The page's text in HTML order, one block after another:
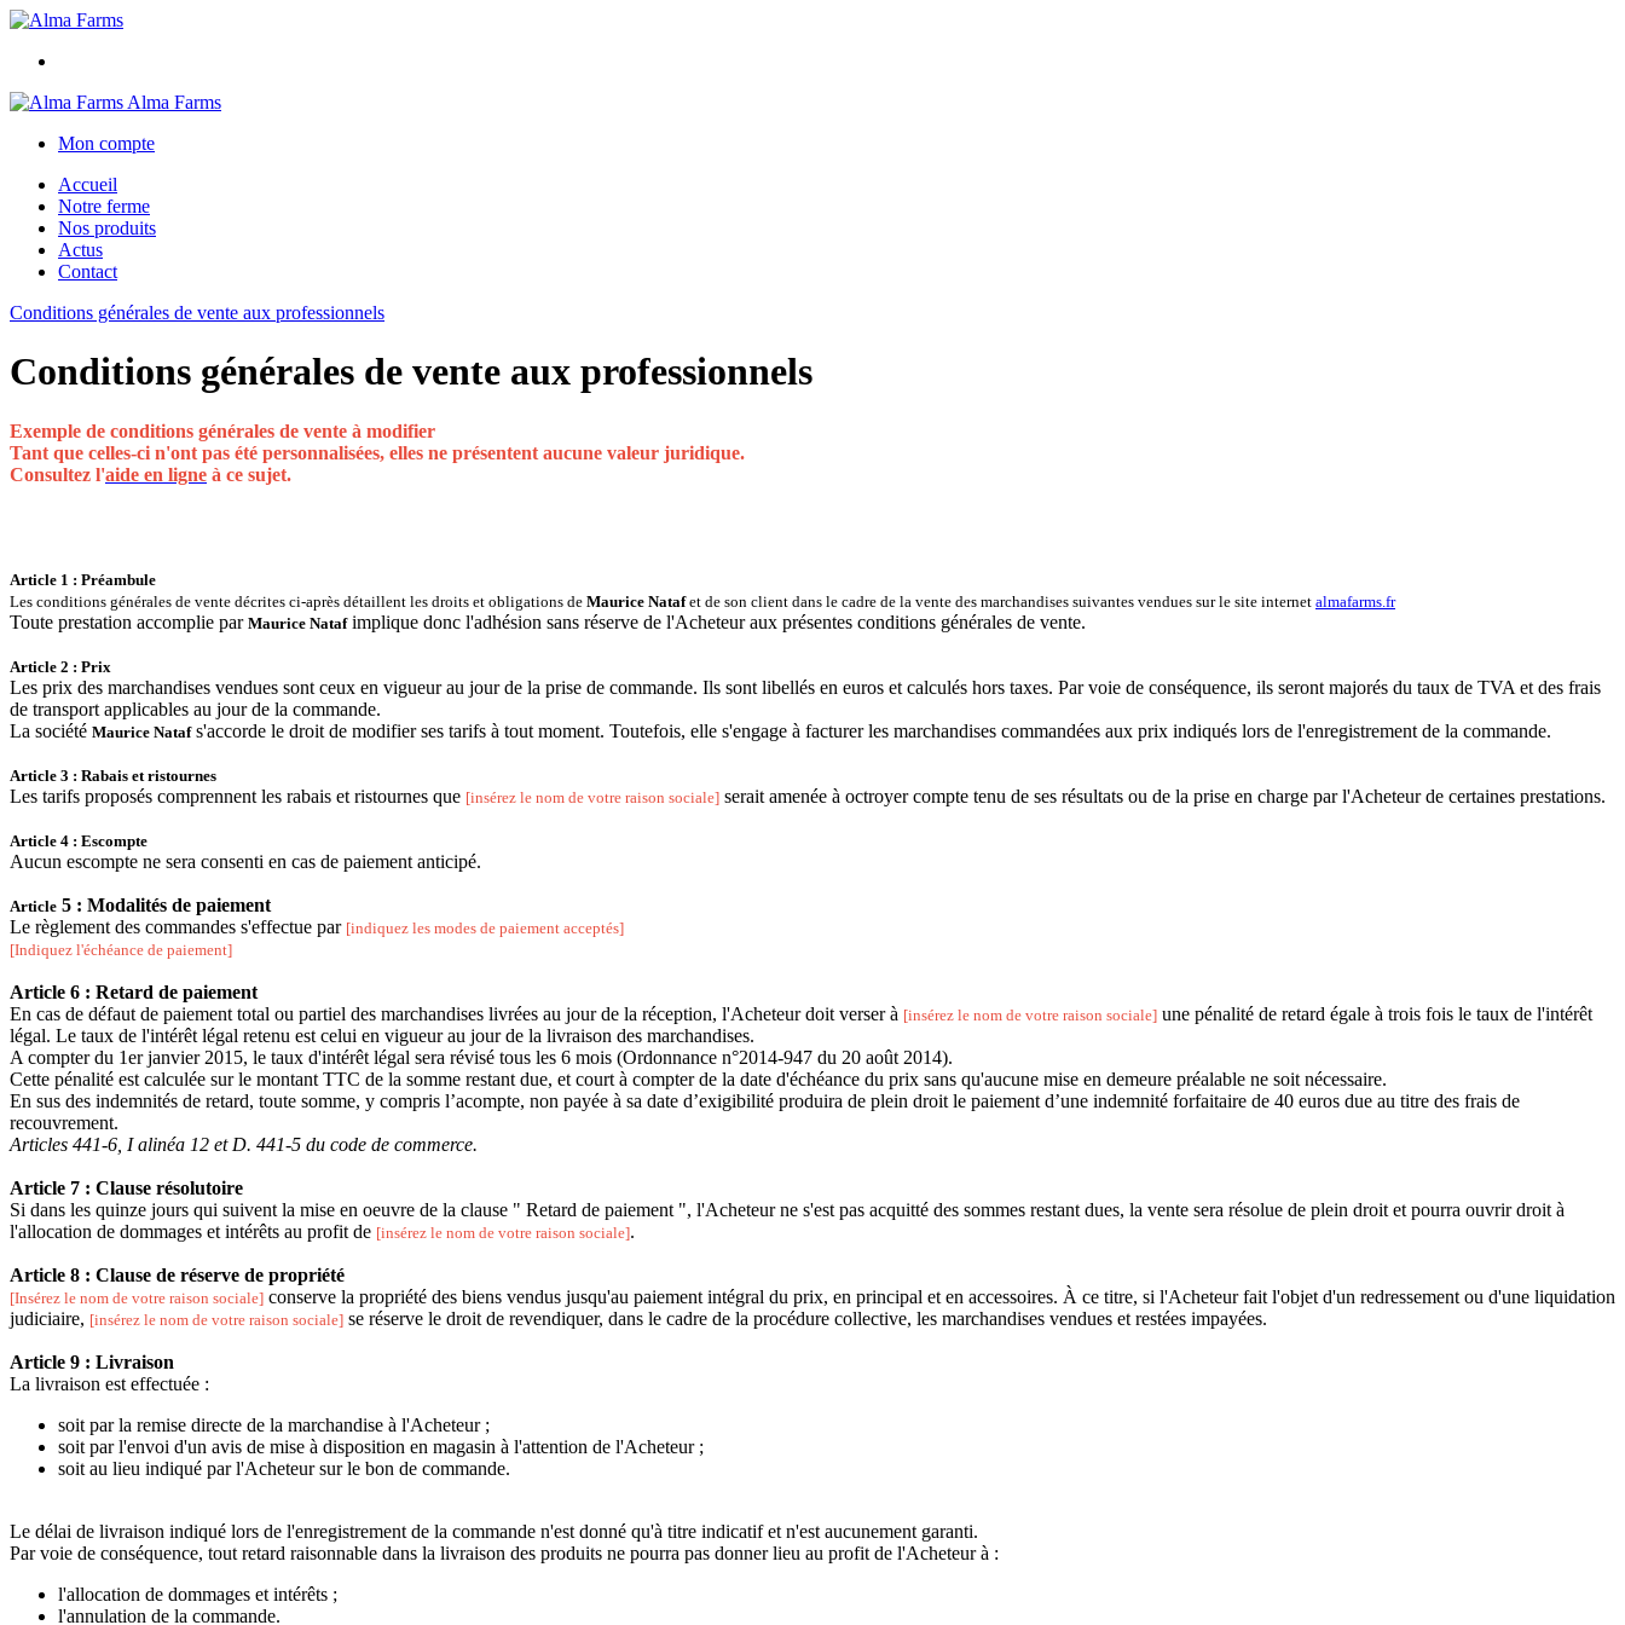
Alma Farms
Mon compte
Accueil
Notre ferme
Nos produits
Actus
Contact
Conditions générales de vente aux professionnels
Conditions générales de vente aux professionnels
Exemple de conditions générales de vente à modifier
Tant que celles-ci n'ont pas été personnalisées, elles ne présentent aucune valeur juridique.
Consultez l'aide en ligne à ce sujet.
Article 1 : Préambule
Les conditions générales de vente décrites ci-après détaillent les droits et obligations de Maurice Natafet de son client dans le cadre de la vente des marchandises suivantes vendues sur le site internet almafarms.fr
Toute prestation accomplie par Maurice Natafimplique donc l'adhésion sans réserve de l'Acheteur aux présentes conditions générales de vente.
Article 2 : Prix
Les prix des marchandises vendues sont ceux en vigueur au jour de la prise de commande. Ils sont libellés en euros et calculés hors taxes. Par voie de conséquence, ils seront majorés du taux de TVA et des frais
de transport applicables au jour de la commande.
La société Maurice Natafs'accorde le droit de modifier ses tarifs à tout moment. Toutefois, elle s'engage à facturer les marchandises commandées aux prix indiqués lors de l'enregistrement de la commande.
Article 3 : Rabais et ristournes
Les tarifs proposés comprennent les rabais et ristournes que [insérez le nom de votre raison sociale] serait amenée à octroyer compte tenu de ses résultats ou de la prise en charge par l'Acheteur de certaines prestations.
Article 4 : Escompte
Aucun escompte ne sera consenti en cas de paiement anticipé.
Article 5 : Modalités de paiement
Le règlement des commandes s'effectue par [indiquez les modes de paiement acceptés]
[Indiquez l'échéance de paiement]
Article 6 : Retard de paiement
En cas de défaut de paiement total ou partiel des marchandises livrées au jour de la réception, l'Acheteur doit verser à [insérez le nom de votre raison sociale] une pénalité de retard égale à trois fois le taux de l'intérêt
légal. Le taux de l'intérêt légal retenu est celui en vigueur au jour de la livraison des marchandises.
A compter du 1er janvier 2015, le taux d'intérêt légal sera révisé tous les 6 mois (Ordonnance n°2014-947 du 20 août 2014).
Cette pénalité est calculée sur le montant TTC de la somme restant due, et court à compter de la date d'échéance du prix sans qu'aucune mise en demeure préalable ne soit nécessaire.
En sus des indemnités de retard, toute somme, y compris l’acompte, non payée à sa date d’exigibilité produira de plein droit le paiement d’une indemnité forfaitaire de 40 euros due au titre des frais de
recouvrement.
Articles 441-6, I alinéa 12 et D. 441-5 du code de commerce.
Article 7 : Clause résolutoire
Si dans les quinze jours qui suivent la mise en oeuvre de la clause " Retard de paiement ", l'Acheteur ne s'est pas acquitté des sommes restant dues, la vente sera résolue de plein droit et pourra ouvrir droit à
l'allocation de dommages et intérêts au profit de [insérez le nom de votre raison sociale].
Article 8 : Clause de réserve de propriété
[Insérez le nom de votre raison sociale] conserve la propriété des biens vendus jusqu'au paiement intégral du prix, en principal et en accessoires. À ce titre, si l'Acheteur fait l'objet d'un redressement ou d'une liquidation
judiciaire, [insérez le nom de votre raison sociale] se réserve le droit de revendiquer, dans le cadre de la procédure collective, les marchandises vendues et restées impayées.
Article 9 : Livraison
La livraison est effectuée :
soit par la remise directe de la marchandise à l'Acheteur ;
soit par l'envoi d'un avis de mise à disposition en magasin à l'attention de l'Acheteur ;
soit au lieu indiqué par l'Acheteur sur le bon de commande.
Le délai de livraison indiqué lors de l'enregistrement de la commande n'est donné qu'à titre indicatif et n'est aucunement garanti.
Par voie de conséquence, tout retard raisonnable dans la livraison des produits ne pourra pas donner lieu au profit de l'Acheteur à :
l'allocation de dommages et intérêts ;
l'annulation de la commande.